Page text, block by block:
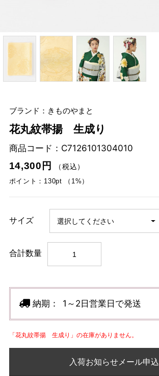
ブランド：きものやまと
花丸紋帯揚 生成り
商品コード： C7126101304010
14,300円
（税込）
ポイント：130pt （1%）
サイズ
合計数量
納期： 1～2日営業日で発送
「花丸紋帯揚 生成り」の在庫がありません。
入荷お知らせメール申込